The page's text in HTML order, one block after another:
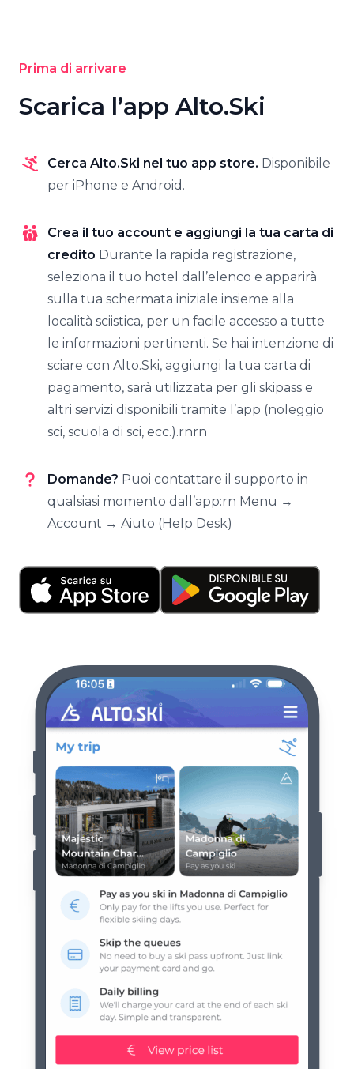
Prima di arrivare
Scarica l’app Alto.Ski
Cerca Alto.Ski nel tuo app store. Disponibile
per iPhone e Android.
Crea il tuo account e aggiungi la tua carta di
credito Durante la rapida registrazione,
seleziona il tuo hotel dall’elenco e apparirà
sulla tua schermata iniziale insieme alla
località sciistica, per un facile accesso a tutte
le informazioni pertinenti. Se hai intenzione di
sciare con Alto.Ski, aggiungi la tua carta di
pagamento, sarà utilizzata per gli skipass e
altri servizi disponibili tramite l’app (noleggio
sci, scuola di sci, ecc.).rnrn
Domande? Puoi contattare il supporto in
qualsiasi momento dall’app:rn Menu →
Account → Aiuto (Help Desk)